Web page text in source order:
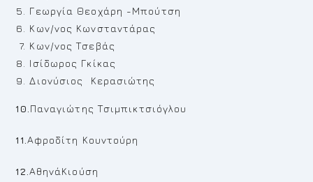
Γεωργία Θεοχάρη -Μπούτση
Κων/νος Κωνσταντάρας
Κων/νος Τσεβάς
Ισίδωρος Γκίκας
Διονύσιος Κερασιώτης
10. Παναγιώτης Τσιμπικτσιόγλου
11. Αφροδίτη Κουντούρη
12. ΑθηνάΚιούση